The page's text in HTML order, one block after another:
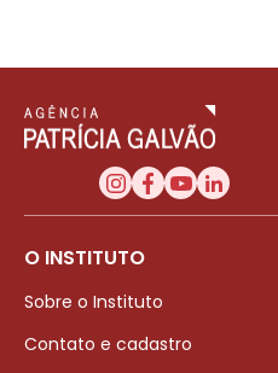
O INSTITUTO
Sobre o Instituto
Contato e cadastro